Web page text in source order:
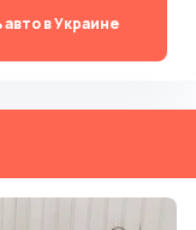
в Украине